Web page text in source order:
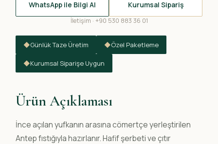
WhatsApp ile Bilgi Al Kurumsal Sipariş
İletişim · +90 530 883 36 01
◆Günlük Taze Üretim ◆Özel Paketleme
◆Kurumsal Siparişe Uygun
Ürün Açıklaması
İnce açılan yufkanın arasına cömertçe yerleştirilen
Antep fıstığıyla hazırlanır. Hafif şerbeti ve çıtır